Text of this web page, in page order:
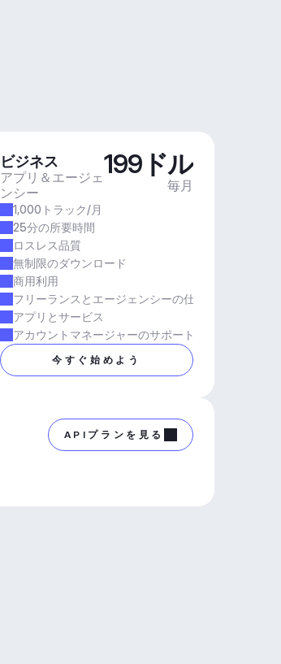
ビジネス
アプリ＆エージェ
ンシー
199ドル
毎月
1,000トラック/月
25分の所要時間
ロスレス品質
無制限のダウンロード
商用利用
フリーランスとエージェンシーの仕事
アプリとサービス
アカウントマネージャーのサポート
今すぐ始めよう
APIプランを見る